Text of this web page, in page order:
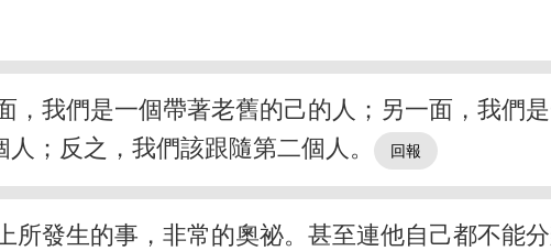
我們是一個帶著老舊的己的人；另一面，我們
；反之，我們該跟隨第二個人。
發生的事，非常的奧祕。甚至連他自己都不能